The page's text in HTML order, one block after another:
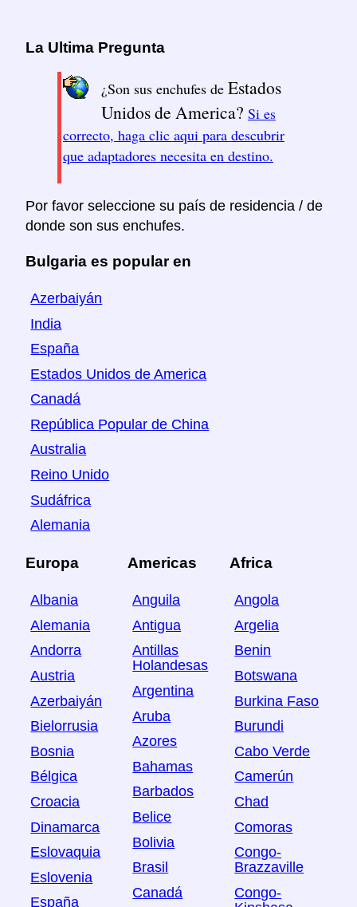
La Ultima Pregunta
¿Son sus enchufes de Estados
Unidos de America? Si es
correcto, haga clic aqui para descubrir
que adaptadores necesita en destino.
Por favor seleccione su país de residencia / de
donde son sus enchufes.
Bulgaria es popular en
Azerbaiyán
India
España
Estados Unidos de America
Canadá
República Popular de China
Australia
Reino Unido
Sudáfrica
Alemania
Europa
Albania
Alemania
Andorra
Austria
Azerbaiyán
Bielorrusia
Bosnia
Bélgica
Croacia
Dinamarca
Eslovaquia
Eslovenia
España
Americas
Anguila
Antigua
Antillas
Holandesas
Argentina
Aruba
Azores
Bahamas
Barbados
Belice
Bolivia
Brasil
Canadá
Africa
Angola
Argelia
Benin
Botswana
Burkina Faso
Burundi
Cabo Verde
Camerún
Chad
Comoras
Congo-
Brazzaville
Congo-